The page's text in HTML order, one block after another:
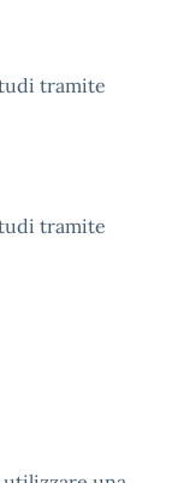
tramite
tramite